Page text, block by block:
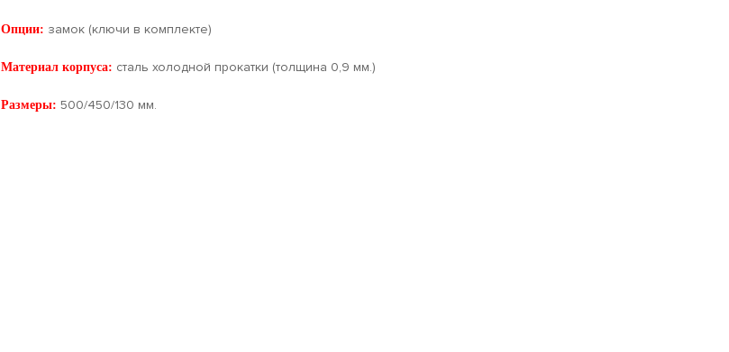
Опции: замок (ключи в комплекте)
Материал корпуса: сталь холодной прокатки (толщина 0,9 мм.)
Размеры: 500/450/130 мм.